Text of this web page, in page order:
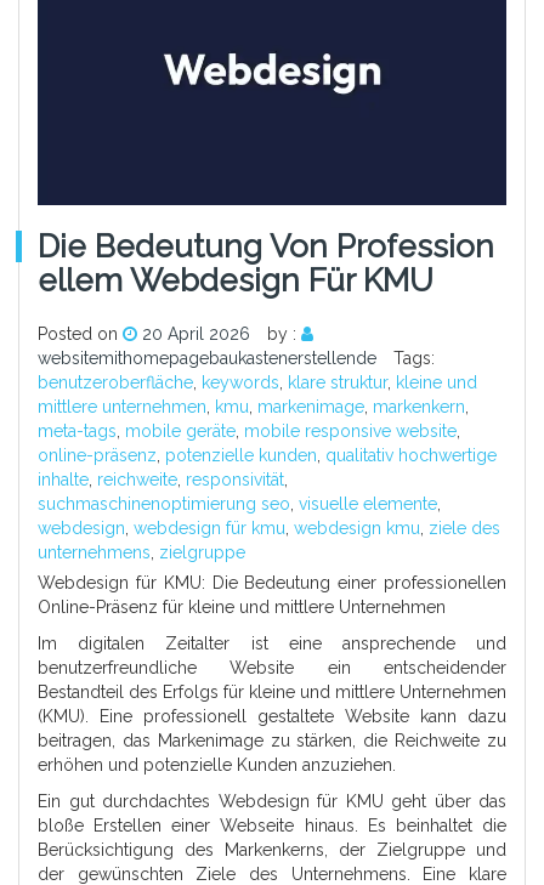
Die Bedeutung Von Profession
Ellem Webdesign Für KMU
Posted on 20 April 2026
by :
websitemithomepagebaukastenerstellende
Tags:
benutzeroberfläche keywords klare struktur, kleine und
mittlere unternehmen
kmu markenimage markenkern
meta-tags mobile geräte mobile responsive website
online-präsenz potenzielle kunden qualitativ hochwertige
inhalte reichweite responsivität
suchmaschinenoptimierung seo visuelle elemente
webdesign webdesign für kmu webdesign kmu ziele des
unternehmens zielgruppe
Webdesign für KMU: Die Bedeutung einer professionellen
Online-Präsenz für kleine und mittlere Unternehmen
Im digitalen Zeitalter ist eine ansprechende und
benutzerfreundliche Website ein entscheidender
Bestandteil des Erfolgs für kleine und mittlere Unternehmen
(KMU). Eine professionell gestaltete Website kann dazu
beitragen, das Markenimage zu stärken, die Reichweite zu
erhöhen und potenzielle Kunden anzuziehen.
Ein gut durchdachtes Webdesign für KMU geht über das
bloße Erstellen einer Webseite hinaus. Es beinhaltet die
Berücksichtigung des Markenkerns, der Zielgruppe und
der gewünschten Ziele des Unternehmens. Eine klare